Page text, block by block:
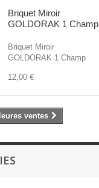
Briquet Miroir
GOLDORAK 1 Champ
Briquet Miroir
GOLDORAK 1 Champ
12,00 €
ventes